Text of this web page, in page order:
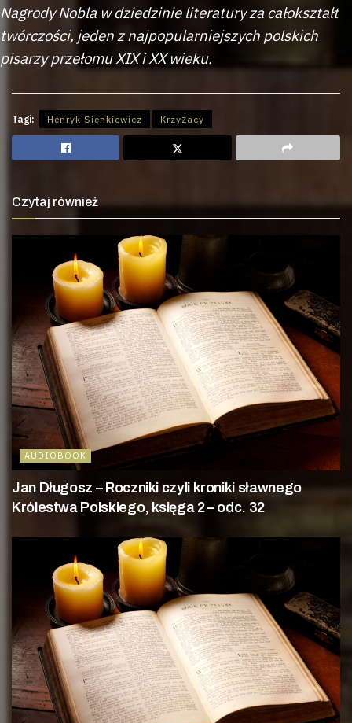
Nagrody Nobla w dziedzinie literatury za całokształt
twórczości, jeden z najpopularniejszych polskich
pisarzy przełomu XIX i XX wieku.
Tagi: Henryk Sienkiewicz Krzyżacy
Czytaj również
AUDIOBOOK
Jan Długosz – Roczniki czyli kroniki sławnego
Królestwa Polskiego, księga 2 – odc. 32